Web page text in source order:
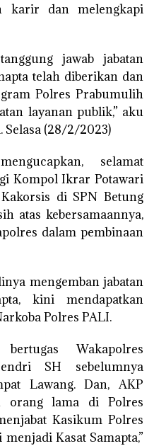
karir dan melengkapi
jawab jabatan
telah diberikan dan
Polres Prabumulih
layanan publik,” aku
Selasa (28/2/2023)
selamat
Kompol Ikrar Potawari
di SPN Betung
atas kebersamaannya,
dalam pembinaan
mengemban jabatan
kini mendapatkan
Polres PALI.
Wakapolres
SH sebelumnya
Lawang. Dan, AKP
orang lama di Polres
Kasikum Polres
Kasat Samapta,”